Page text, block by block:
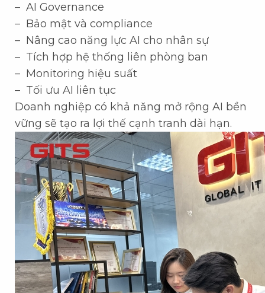
– AI Governance
– Bảo mật và compliance
– Nâng cao năng lực AI cho nhân sự
– Tích hợp hệ thống liên phòng ban
– Monitoring hiệu suất
– Tối ưu AI liên tục
Doanh nghiệp có khả năng mở rộng AI bền
vững sẽ tạo ra lợi thế cạnh tranh dài hạn.